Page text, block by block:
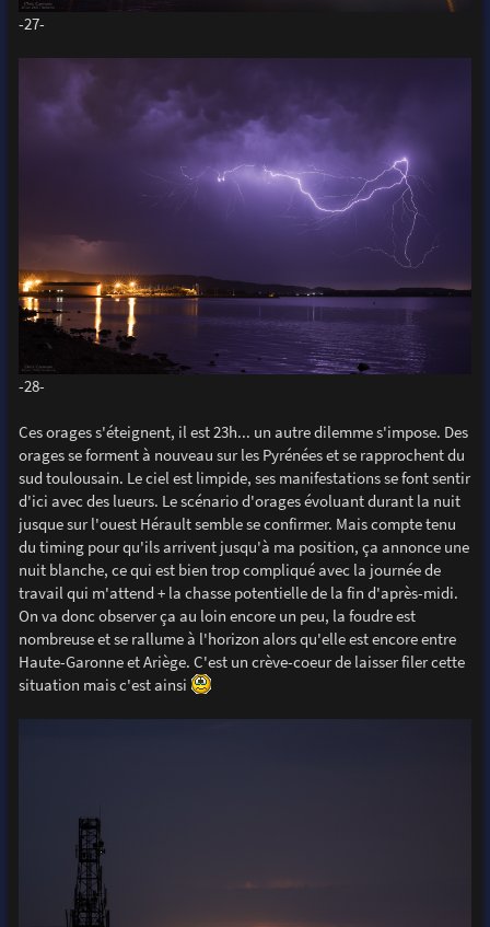
-27-
-28-
Ces orages s'éteignent, il est 23h... un autre dilemme s'impose. Des
orages se forment à nouveau sur les Pyrénées et se rapprochent du
sud toulousain. Le ciel est limpide, ses manifestations se font sentir
d'ici avec des lueurs. Le scénario d'orages évoluant durant la nuit
jusque sur l'ouest Hérault semble se confirmer. Mais compte tenu
du timing pour qu'ils arrivent jusqu'à ma position, ça annonce une
nuit blanche, ce qui est bien trop compliqué avec la journée de
travail qui m'attend + la chasse potentielle de la fin d'après-midi.
On va donc observer ça au loin encore un peu, la foudre est
nombreuse et se rallume à l'horizon alors qu'elle est encore entre
Haute-Garonne et Ariège. C'est un crève-coeur de laisser filer cette
situation mais c'est ainsi